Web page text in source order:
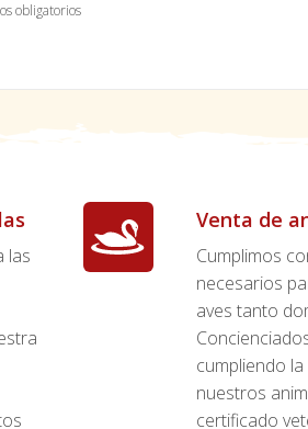
obligatorios
las
Venta de
Cumplimos
necesarios
aves tanto
cumpliendo
nuestros
certificado